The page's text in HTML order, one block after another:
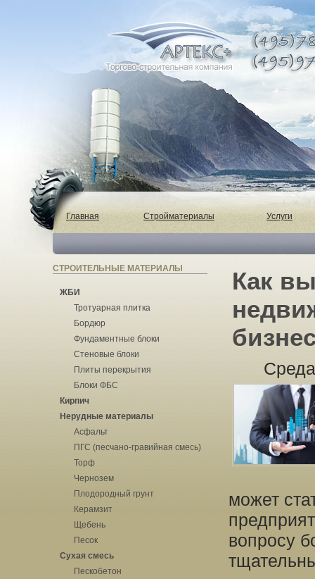
Главная Стройматериалы Услуги
СТРОИТЕЛЬНЫЕ МАТЕРИАЛЫ
ЖБИ
Тротуарная плитка
Бордюр
Фундаментные блоки
Стеновые блоки
Плиты перекрытия
Блоки ФБС
Кирпич
Нерудные материалы
Асфальт
ПГС (песчано-гравийная смесь)
Торф
Чернозем
Плодородный грунт
Керамзит
Щебень
Песок
Сухая смесь
Пескобетон
Как
может
вопросу